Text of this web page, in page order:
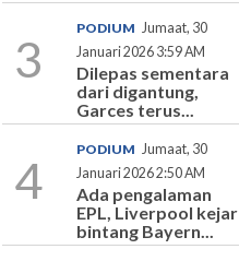
3
PODIUM Jumaat, 30
Januari 2026 3:59 AM
Dilepas sementara
dari digantung,
Garces terus...
4
PODIUM Jumaat, 30
Januari 2026 2:50 AM
Ada pengalaman
EPL, Liverpool kejar
bintang Bayern...